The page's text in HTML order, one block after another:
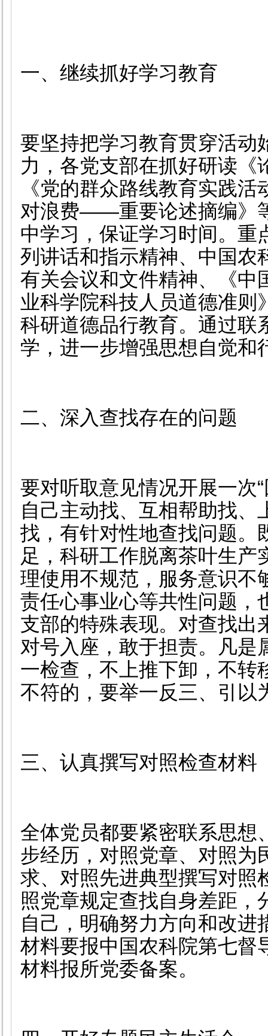
一、继续抓好学习教育
要坚持把学习教育贯穿活动
力，各党支部在抓好研读《
《党的群众路线教育实践
对浪费——重要论述摘编》
中学习，保证学习时间。重
列讲话和指示精神、中国农
有关会议和文件精神、《中
业科学院科技人员道德准则
科研道德品行教育。通过联
学，进一步增强思想自觉和
二、深入查找存在的问题
要对听取意见情况开展一次
自己主动找、互相帮助找
找，有针对性地查找问题。
足，科研工作脱离茶叶生
理使用不规范，服务意识不
责任心事业心等共性问题，
支部的特殊表现。对查找出
对号入座，敢于担责。凡是
一检查，不上推下卸，不转
不符的，要举一反三、引以
三、认真撰写对照检查材料
全体党员都要紧密联系思想
步经历，对照党章、对照为
求、对照先进典型撰写对照
照党章规定查找自身差距，
自己，明确努力方向和改
材料要报中国农科院第七督
材料报所党委备案。